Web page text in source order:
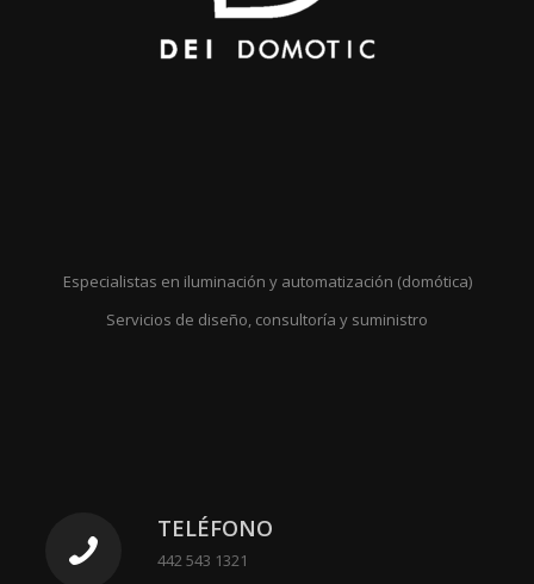
Especialistas en iluminación y automatización (domótica)
Servicios de diseño, consultoría y suministro
TELÉFONO
442 543 1321